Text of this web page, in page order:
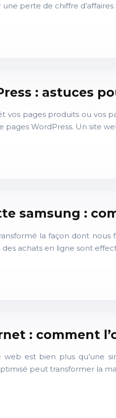
perte de chiffre
: astuces
vos pages produits ou
pages WordPress. Un site
samsung :
la façon dont
achats en ligne sont
: comment
web est bien plus qu’une
peut transformer la